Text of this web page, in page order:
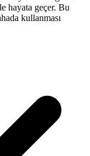
hayata geçer. Bu
kullanması